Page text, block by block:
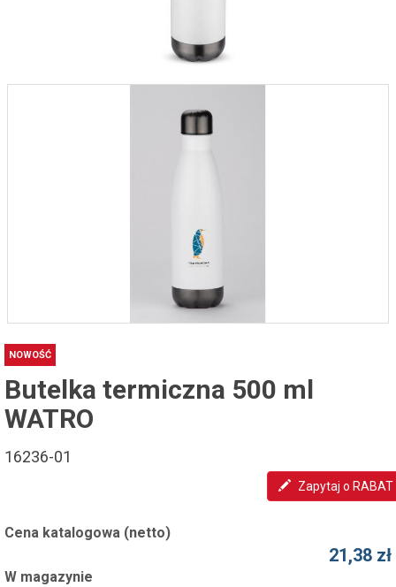
NOWOŚĆ
Butelka termiczna 500 ml
WATRO
16236-01
Zapytaj o RABAT
Cena katalogowa (netto)
21,38 zł
W magazynie